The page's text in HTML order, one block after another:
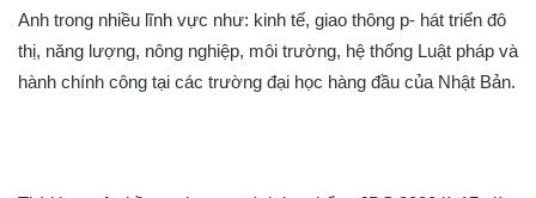
Anh trong nhiều lĩnh vực như: kinh tế, giao thông p- hát triển đô
thị, năng lượng, nông nghiệp, môi trường, hệ thống Luật pháp và
hành chính công tại các trường đại học hàng đầu của Nhật Bản.